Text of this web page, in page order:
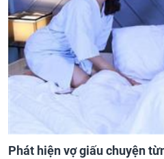
Phát hiện vợ giấu chuyện